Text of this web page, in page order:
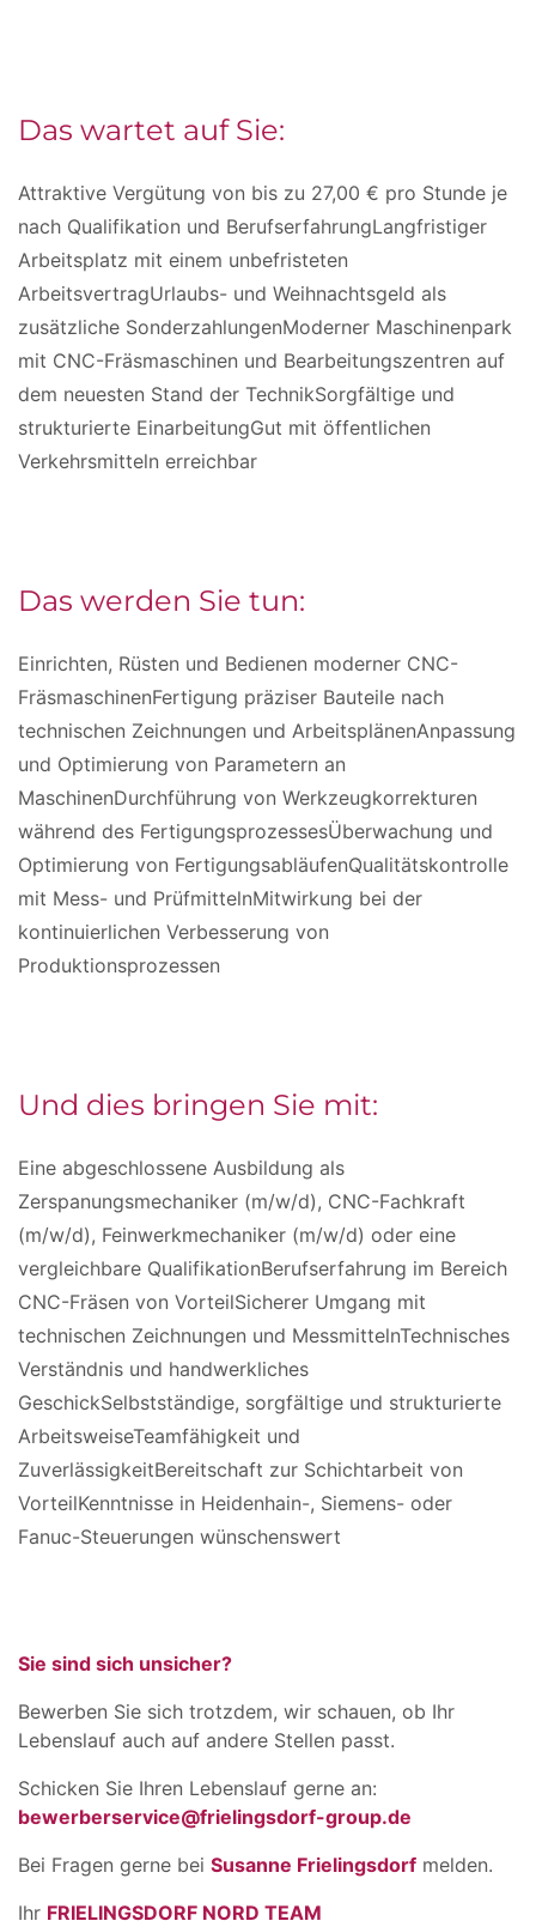
Das wartet auf Sie:
Attraktive Vergütung von bis zu 27,00 € pro Stunde je
nach Qualifikation und BerufserfahrungLangfristiger
Arbeitsplatz mit einem unbefristeten
ArbeitsvertragUrlaubs- und Weihnachtsgeld als
zusätzliche SonderzahlungenModerner Maschinenpark
mit CNC-Fräsmaschinen und Bearbeitungszentren auf
dem neuesten Stand der TechnikSorgfältige und
strukturierte EinarbeitungGut mit öffentlichen
Verkehrsmitteln erreichbar
Das werden Sie tun:
Einrichten, Rüsten und Bedienen moderner CNC-
FräsmaschinenFertigung präziser Bauteile nach
technischen Zeichnungen und ArbeitsplänenAnpassung
und Optimierung von Parametern an
MaschinenDurchführung von Werkzeugkorrekturen
während des FertigungsprozessesÜberwachung und
Optimierung von FertigungsabläufenQualitätskontrolle
mit Mess- und PrüfmittelnMitwirkung bei der
kontinuierlichen Verbesserung von
Produktionsprozessen
Und dies bringen Sie mit:
Eine abgeschlossene Ausbildung als
Zerspanungsmechaniker (m/w/d), CNC-Fachkraft
(m/w/d), Feinwerkmechaniker (m/w/d) oder eine
vergleichbare QualifikationBerufserfahrung im Bereich
CNC-Fräsen von VorteilSicherer Umgang mit
technischen Zeichnungen und MessmittelnTechnisches
Verständnis und handwerkliches
GeschickSelbstständige, sorgfältige und strukturierte
ArbeitsweiseTeamfähigkeit und
ZuverlässigkeitBereitschaft zur Schichtarbeit von
VorteilKenntnisse in Heidenhain-, Siemens- oder
Fanuc-Steuerungen wünschenswert
Sie sind sich unsicher?
Bewerben Sie sich trotzdem, wir schauen, ob Ihr
Lebenslauf auch auf andere Stellen passt.
Schicken Sie Ihren Lebenslauf gerne an:
bewerberservice@frielingsdorf-group.de
Bei Fragen gerne bei Susanne Frielingsdorf melden.
Ihr FRIELINGSDORF NORD TEAM